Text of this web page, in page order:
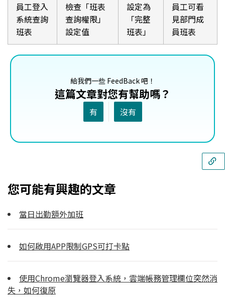
員工登入
系統查詢
班表
檢查「班表
查詢權限」
設定值
設定為
「完整
班表」
員工可看
見部門成
員班表
給我們一些 FeedBack 吧！
這篇文章對您有幫助嗎？
有 沒有
您可能有興趣的文章
當日出勤額外加班
如何啟用APP限制GPS可打卡點
使用Chrome瀏覽器登入系統，雲端帳務管理欄位突然消
失，如何復原